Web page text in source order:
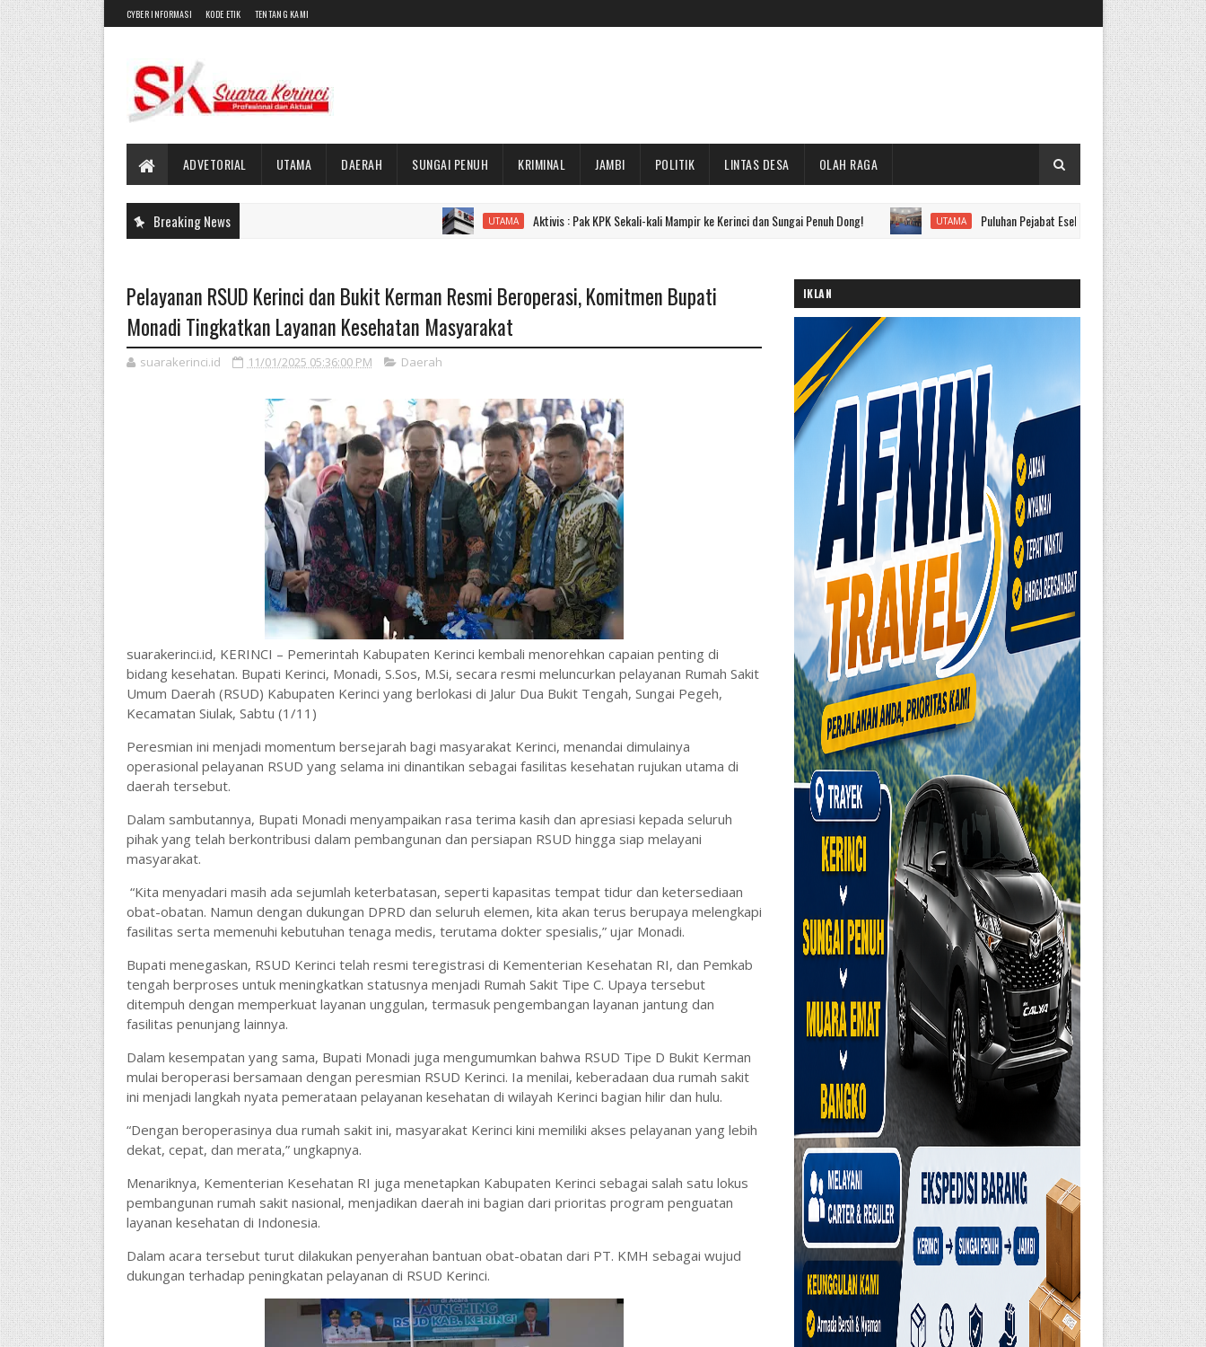
CYBER INFORMASI KODE ETIK TENTANG KAMI
ADVETORIAL UTAMA DAERAH SUNGAI PENUH KRIMINAL JAMBI POLITIK LINTAS DESA OLAH RAGA
Breaking News UTAMA Aktivis : Pak KPK Sekali-kali Mampir ke Kerinci dan Sungai Penuh Dong! UTAMA Puluhan Pejabat Eselon II hingga IV Pemkot Sungai Penuh
Pelayanan RSUD Kerinci dan Bukit Kerman Resmi Beroperasi, Komitmen Bupati
Monadi Tingkatkan Layanan Kesehatan Masyarakat
suarakerinci.id 11/01/2025 05:36:00 PM Daerah
suarakerinci.id, KERINCI – Pemerintah Kabupaten Kerinci kembali menorehkan capaian penting di
bidang kesehatan. Bupati Kerinci, Monadi, S.Sos, M.Si, secara resmi meluncurkan pelayanan Rumah Sakit
Umum Daerah (RSUD) Kabupaten Kerinci yang berlokasi di Jalur Dua Bukit Tengah, Sungai Pegeh,
Kecamatan Siulak, Sabtu (1/11)
Peresmian ini menjadi momentum bersejarah bagi masyarakat Kerinci, menandai dimulainya
operasional pelayanan RSUD yang selama ini dinantikan sebagai fasilitas kesehatan rujukan utama di
daerah tersebut.
Dalam sambutannya, Bupati Monadi menyampaikan rasa terima kasih dan apresiasi kepada seluruh
pihak yang telah berkontribusi dalam pembangunan dan persiapan RSUD hingga siap melayani
masyarakat.
“Kita menyadari masih ada sejumlah keterbatasan, seperti kapasitas tempat tidur dan ketersediaan
obat-obatan. Namun dengan dukungan DPRD dan seluruh elemen, kita akan terus berupaya melengkapi
fasilitas serta memenuhi kebutuhan tenaga medis, terutama dokter spesialis,” ujar Monadi.
Bupati menegaskan, RSUD Kerinci telah resmi teregistrasi di Kementerian Kesehatan RI, dan Pemkab
tengah berproses untuk meningkatkan statusnya menjadi Rumah Sakit Tipe C. Upaya tersebut
ditempuh dengan memperkuat layanan unggulan, termasuk pengembangan layanan jantung dan
fasilitas penunjang lainnya.
Dalam kesempatan yang sama, Bupati Monadi juga mengumumkan bahwa RSUD Tipe D Bukit Kerman
mulai beroperasi bersamaan dengan peresmian RSUD Kerinci. Ia menilai, keberadaan dua rumah sakit
ini menjadi langkah nyata pemerataan pelayanan kesehatan di wilayah Kerinci bagian hilir dan hulu.
“Dengan beroperasinya dua rumah sakit ini, masyarakat Kerinci kini memiliki akses pelayanan yang lebih
dekat, cepat, dan merata,” ungkapnya.
Menariknya, Kementerian Kesehatan RI juga menetapkan Kabupaten Kerinci sebagai salah satu lokus
pembangunan rumah sakit nasional, menjadikan daerah ini bagian dari prioritas program penguatan
layanan kesehatan di Indonesia.
Dalam acara tersebut turut dilakukan penyerahan bantuan obat-obatan dari PT. KMH sebagai wujud
dukungan terhadap peningkatan pelayanan di RSUD Kerinci.
IKLAN